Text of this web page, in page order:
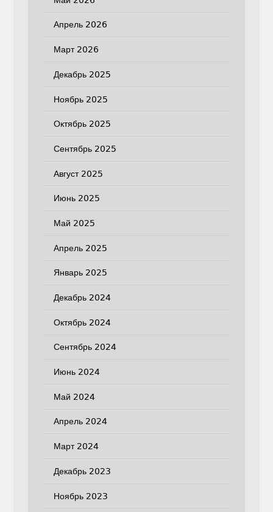
Апрель 2026
Март 2026
Декабрь 2025
Ноябрь 2025
Октябрь 2025
Сентябрь 2025
Август 2025
Июнь 2025
Май 2025
Апрель 2025
Январь 2025
Декабрь 2024
Октябрь 2024
Сентябрь 2024
Июнь 2024
Май 2024
Апрель 2024
Март 2024
Декабрь 2023
Ноябрь 2023